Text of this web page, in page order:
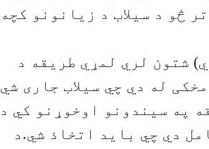
څو د سیلاب د زیانونو کچه
شتون لري لمړي طریقه د
له دي چي سیلاب جاری شي
په سیندونو اوخوړنو کي د
دي چي باید اتخاذ شي.د